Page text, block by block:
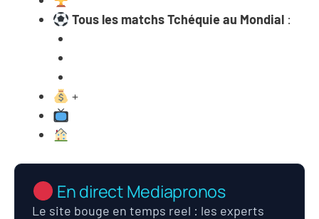
Tous les matchs Tchéquie au Mondial :
+
En direct Mediapronos
Le site bouge en temps reel : les experts